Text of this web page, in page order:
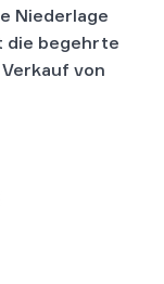
Niederlage
die begehrte
von